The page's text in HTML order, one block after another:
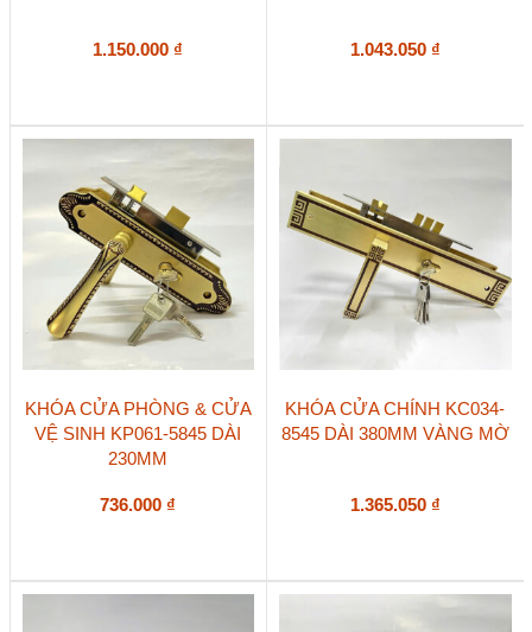
1.150.000 ₫ 1.043.050 ₫
KHÓA CỬA PHÒNG & CỬA
VỆ SINH KP061-5845 DÀI
230MM
736.000 ₫
KHÓA CỬA CHÍNH KC034-
8545 DÀI 380MM VÀNG MỜ
1.365.050 ₫